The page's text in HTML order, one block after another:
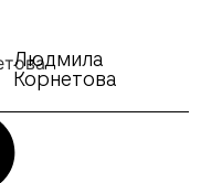
Людмила
Корнетова